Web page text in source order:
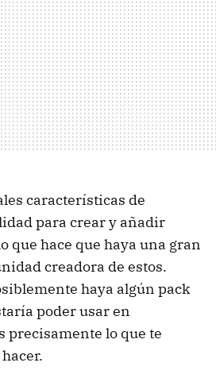
características de
para crear y añadir
que hace que haya una gran
creadora de estos.
haya algún pack
poder usar en
precisamente lo que te